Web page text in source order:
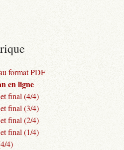
format PDF
en ligne
final (4/4)
final (3/4)
final (2/4)
final (1/4)
4)